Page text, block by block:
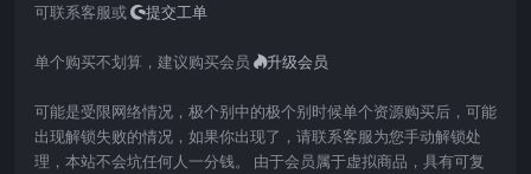
可联系客服或
提交工单
单个购买不划算，建议购买会员 升级会员
可能是受限网络情况，极个别中的极个别时候单个资源购买后，可能
出现解锁失败的情况，如果你出现了，请联系客服为您手动解锁处
理，本站不会坑任何人一分钱。 由于会员属于虚拟商品，具有可复